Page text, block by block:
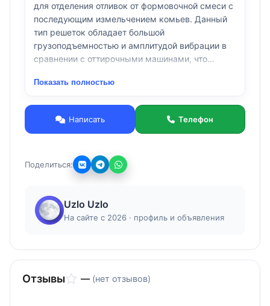
для отделения отливок от формовочной смеси с
последующим измельчением комьев. Данный
тип решеток обладает большой
грузоподъемностью и амплитудой вибрации в
сравнении с оттирочными машинами, что
песчано-глинистых, так и холоднотвердеющих
регенерации. Выбивные решетки данного типа
изготавливаются под нужды производственного
Показать полностью
Написать Телефон
Поделиться:
Uzlo Uzlo
На сайте с 2026 · профиль и объявления
Отзывы — (нет отзывов)